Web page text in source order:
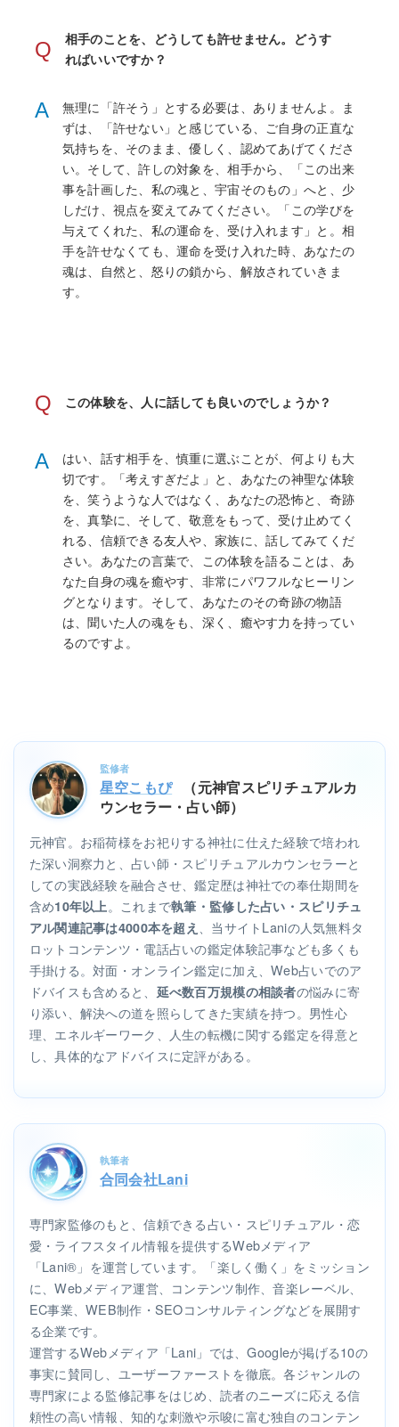
Q
相手のことを、どうしても許せません。どうす
ればいいですか？
A
無理に「許そう」とする必要は、ありませんよ。ま
ずは、「許せない」と感じている、ご自身の正直な
気持ちを、そのまま、優しく、認めてあげてくださ
い。そして、許しの対象を、相手から、「この出来
事を計画した、私の魂と、宇宙そのもの」へと、少
しだけ、視点を変えてみてください。「この学びを
与えてくれた、私の運命を、受け入れます」と。相
手を許せなくても、運命を受け入れた時、あなたの
魂は、自然と、怒りの鎖から、解放されていきま
す。
Q この体験を、人に話しても良いのでしょうか？
A
はい、話す相手を、慎重に選ぶことが、何よりも大
切です。「考えすぎだよ」と、あなたの神聖な体験
を、笑うような人ではなく、あなたの恐怖と、奇跡
を、真摯に、そして、敬意をもって、受け止めてく
れる、信頼できる友人や、家族に、話してみてくだ
さい。あなたの言葉で、この体験を語ることは、あ
なた自身の魂を癒やす、非常にパワフルなヒーリン
グとなります。そして、あなたのその奇跡の物語
は、聞いた人の魂をも、深く、癒やす力を持ってい
るのですよ。
監修者
星空こもぴ
（元神官スピリチュアルカ
ウンセラー・占い師）
元神官。お稲荷様をお祀りする神社に仕えた経験で培われ
た深い洞察力と、占い師・スピリチュアルカウンセラーと
しての実践経験を融合させ、鑑定歴は神社での奉仕期間を
含め10年以上 。これまで執筆・監修した占い・スピリチュ
アル関連記事は4000本を超え
、当サイトLaniの人気無料タ
ロットコンテンツ・電話占いの鑑定体験記事なども多くも
手掛ける。対面・オンライン鑑定に加え、Web占いでのア
ドバイスも含めると、 延べ数百万規模の相談者の悩みに寄
り添い、解決への道を照らしてきた実績を持つ。男性心
理、エネルギーワーク、人生の転機に関する鑑定を得意と
し、具体的なアドバイスに定評がある。
執筆者
合同会社Lani
専門家監修のもと、信頼できる占い・スピリチュアル・恋
愛・ライフスタイル情報を提供するWebメディア
「Lani®」を運営しています。「楽しく働く」をミッション
に、Webメディア運営、コンテンツ制作、音楽レーベル、
EC事業、WEB制作・SEOコンサルティングなどを展開す
る企業です。
運営するWebメディア「Lani」では、Googleが掲げる10の
事実に賛同し、ユーザーファーストを徹底。各ジャンルの
専門家による監修記事をはじめ、読者のニーズに応える信
頼性の高い情報、知的な刺激や示唆に富む独自のコンテン